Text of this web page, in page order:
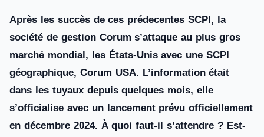
Après les succès de ces prédecentes SCPI, la
société de gestion Corum s’attaque au plus gros
marché mondial, les États-Unis avec une SCPI
géographique, Corum USA. L’information était
dans les tuyaux depuis quelques mois, elle
s’officialise avec un lancement prévu officiellement
en décembre 2024. À quoi faut-il s’attendre ? Est-